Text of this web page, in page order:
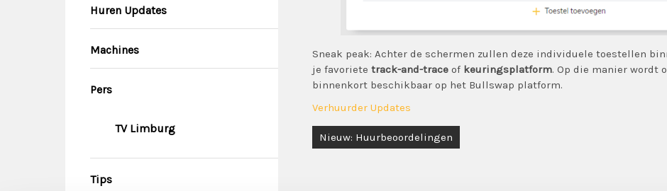
Huren Updates
Machines
Pers
TV Limburg
Tips
Sneak peak: Achter de schermen zullen deze individuele toestellen
je favoriete track-and-trace of keuringsplatform. Op die manier wordt
binnenkort beschikbaar op het Bullswap platform.
Verhuurder Updates
Berichtnavigatie
Nieuw: Huurbeoordelingen